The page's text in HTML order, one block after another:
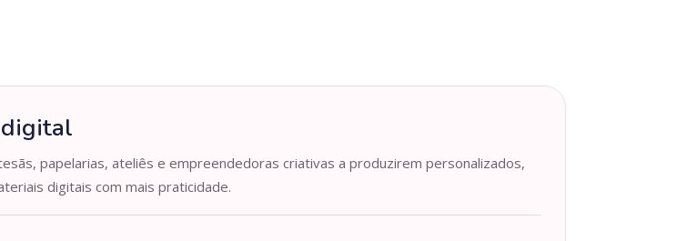
papelarias, ateliês e empreendedoras criativas a produzirem personalizados,
digitais com mais praticidade.